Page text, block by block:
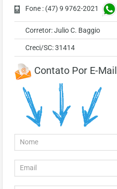
Fone : (47) 9 9762-2021
Corretor: Julio C. Baggio
Creci/SC: 31414
Contato Por E-Mail